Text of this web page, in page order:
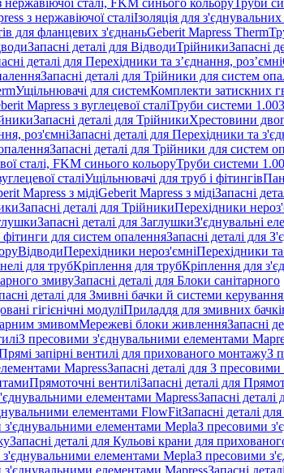
нержавіючої сталі, FKM синього кольоруТруби
з нержавіючої сталіІзоляція для
для фланцевих з'єднаньGeberit Mapress Therm
Запасні деталі для ВідводиТрійникиЗапасні
деталі для Перехідники та з’єднання, роз’ємні
Запасні деталі для Трійники для систем
Ущільнювачі для системКомплекти затискних
Mapress з вуглецевої сталіТруби системи
Запасні деталі для ТрійникиХрестовини
роз'ємніЗапасні деталі для Перехідники та
Запасні деталі для Трійники для систем
сталі, FKM синього кольоруТруби системи
сталіУщільнювачі для труб і фітингів
Mapress з мідіGeberit Mapress з мідіЗапасні
Запасні деталі для ТрійникиПерехідники
Запасні деталі для ЗаглушкиЗ'єднувальні
фітинги для систем опаленняЗапасні деталі для
ВідводиПерехідники нероз'ємніПерехідники
для трубКріплення для трубКріплення для
змивуЗапасні деталі для Блоки санітарного
деталі для Змивні бачки й системи
гігієнічні модуліПриладдя для змивних
змивомМережеві блоки живленняЗапасні
З пресовими з'єднувальними елементами
запірні вентилі для прихованого монтажуЗ
MapressЗапасні деталі для З
Прямоточні вентиліЗапасні деталі для
елементами MapressЗапасні
елементами FlowFitЗапасні деталі
з'єднувальними елементами MeplaЗ пресовими
Запасні деталі для Кульові крани для
з'єднувальними елементами MeplaЗ пресовими
елементами MapressЗапасні